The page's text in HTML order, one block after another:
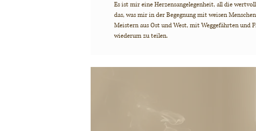
Es ist mir eine Herzensangelegenheit, all die
das, was mir in der Begegnung mit weisen
Meistern aus Ost und West, mit Weggefährten und
wiederum zu teilen.